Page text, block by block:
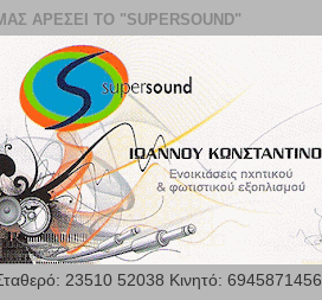
ΑΡΕΣΕΙ ΤΟ "SUPERSOUND"
23510 52038 Κινητό: 6945871456